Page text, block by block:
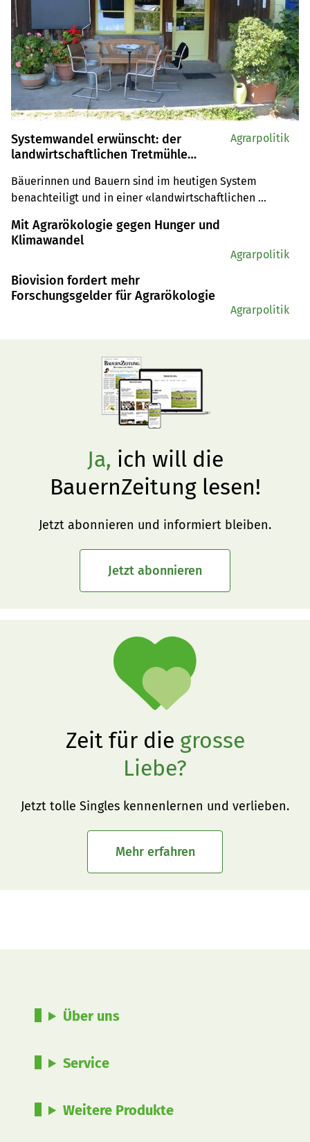
Systemwandel erwünscht: der
landwirtschaftlichen Tretmühle
Bäuerinnen und Bauern sind im heutigen System
benachteiligt und in einer «landwirtschaftlichen
– aber welche, und wie?
Agrarpolitik
Mit Agrarökologie gegen Hunger und
Klimawandel
Agrarpolitik
Biovision fordert mehr
Forschungsgelder für Agrarökologie
Agrarpolitik
Ja, ich will die
BauernZeitung lesen!
Jetzt abonnieren und informiert bleiben.
Jetzt abonnieren
Zeit für die grosse
Liebe?
Jetzt tolle Singles kennenlernen und verlieben.
Mehr erfahren
Über uns
Service
Weitere Produkte